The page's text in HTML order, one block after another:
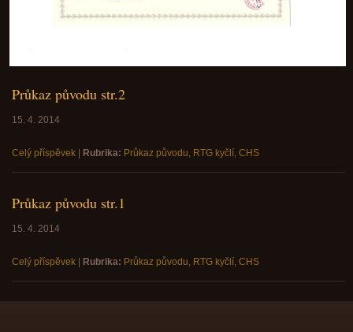
Průkaz původu str.2
15. 4. 2014
Celý příspěvek | Rubrika: Průkaz původu, RTG kyčlí, CHS
Průkaz původu str.1
15. 4. 2014
Celý příspěvek | Rubrika: Průkaz původu, RTG kyčlí, CHS